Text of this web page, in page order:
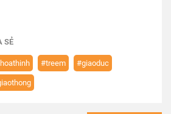
SẺ
#treem #giaoduc